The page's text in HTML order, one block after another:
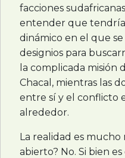
facciones
entender que
dinámico en el que
designios para
la complicada misión
Chacal, mientras las
entre sí y el conflicto
alrededor.
La realidad es
abierto? No. Si bien